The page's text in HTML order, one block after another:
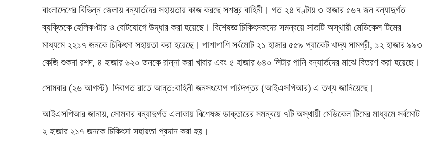
বাংলাদেশের বিভিন্ন জেলায় বন্যার্তদের সহায়তায় কাজ করছে সশস্ত্র বাহিনী। গত ২৪ ঘণ্টায় ৩ হাজার ৫৬৭ জন বন্যাদুর্গত
ব্যক্তিকে হেলিকপ্টার ও বোটযোগে উদ্ধার করা হয়েছে। বিশেষজ্ঞ চিকিৎসকদের সমন্বয়ে সাতটি অস্থায়ী মেডিকেল টিমের
মাধ্যমে ২২১৭ জনকে চিকিৎসা সহায়তা করা হয়েছে। পাশাপাশি সর্বমোট ২১ হাজার ৫৫৯ প্যাকেট খাদ্য সামগ্রী, ১২ হাজার ৯৯৩
কেজি শুকনা রশদ, ৪ হাজার ৬২০ জনকে রান্না করা খাবার এবং ৫ হাজার ৬৪০ লিটার পানি বন্যার্তদের মাঝে বিতরণ করা হয়েছে।
সোমবার (২৬ আগস্ট) দিবাগত রাতে আন্ত:বাহিনী জনসংযোগ পরিদপ্তর (আইএসপিআর) এ তথ্য জানিয়েছে।
আইএসপিআর জানায়, সোমবার বন্যাদুর্গত এলাকায় বিশেষজ্ঞ ডাক্তারের সমন্বয়ে ৭টি অস্থায়ী মেডিকেল টিমের মাধ্যমে সর্বমোট
২ হাজার ২১৭ জনকে চিকিৎসা সহায়তা প্রদান করা হয়।